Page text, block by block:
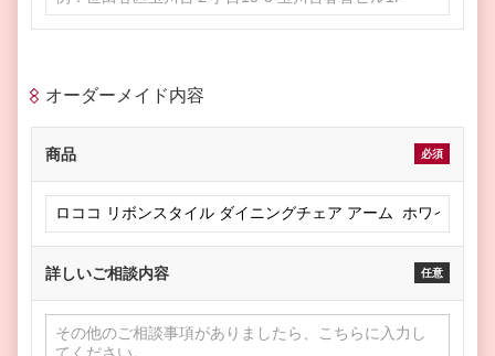
オーダーメイド内容
商品 必須
詳しいご相談内容 任意